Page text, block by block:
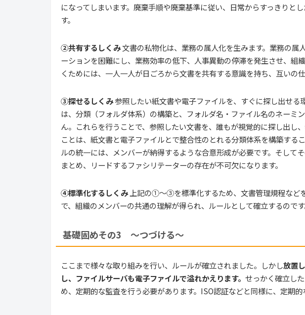
になってしまいます。廃棄手順や廃棄基準に従い、日常からすっきりと
す。
②共有するしくみ文書の私物化は、業務の属人化を生みます。業務の属
ーションを困難にし、業務効率の低下、人事異動の停滞を発生させ、組
くためには、一人一人が日ごろから文書を共有する意識を持ち、互いの
③探せるしくみ参照したい紙文書や電子ファイルを、すぐに探し出せる
は、分類（フォルダ体系）の構築と、フォルダ名・ファイル名のネーミ
ん。これらを行うことで、参照したい文書を、誰もが視覚的に探し出し
ことは、紙文書と電子ファイルとで整合性のとれる分類体系を構築する
ルの統一には、メンバーが納得するような合意形成が必要です。そして
まとめ、リードするファシリテーターの存在が不可欠になります。
④標準化するしくみ上記の①～③を標準化するため、文書管理規程など
で、組織のメンバーの共通の理解が得られ、ルールとして確立するのです
基礎固めその3 ～つづける～
ここまで様々な取り組みを行い、ルールが確立されました。しかし放置
し、ファイルサーバも電子ファイルで溢れかえります。 せっかく確立し
め、定期的な監査を行う必要があります。ISO認証などと同様に、定期的